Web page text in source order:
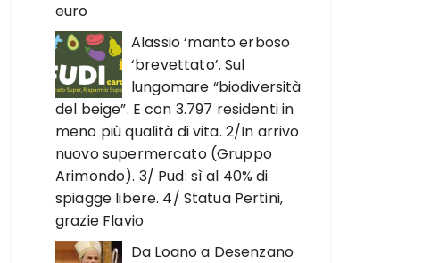
euro
Alassio ‘manto erboso
‘brevettato’. Sul
lungomare “biodiversità
del beige”. E con 3.797 residenti in
meno più qualità di vita. 2/In arrivo
nuovo supermercato (Gruppo
Arimondo). 3/ Pud: sì al 40% di
spiagge libere. 4/ Statua Pertini,
grazie Flavio
Da Loano a Desenzano